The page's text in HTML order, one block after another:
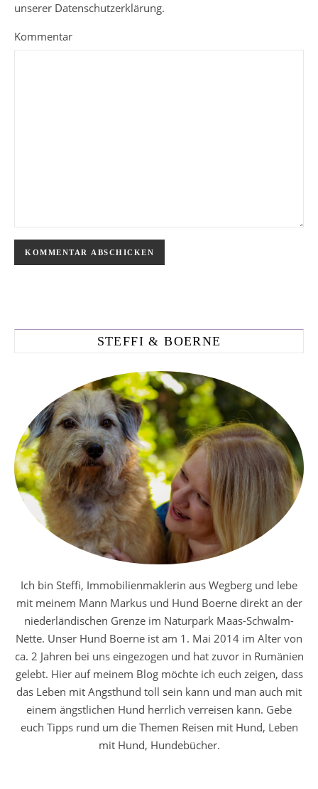
unserer Datenschutzerklärung.
Kommentar
STEFFI & BOERNE
Ich bin Steffi, Immobilienmaklerin aus Wegberg und lebe
mit meinem Mann Markus und Hund Boerne direkt an der
niederländischen Grenze im Naturpark Maas-Schwalm-
Nette. Unser Hund Boerne ist am 1. Mai 2014 im Alter von
ca. 2 Jahren bei uns eingezogen und hat zuvor in Rumänien
gelebt. Hier auf meinem Blog möchte ich euch zeigen, dass
das Leben mit Angsthund toll sein kann und man auch mit
einem ängstlichen Hund herrlich verreisen kann. Gebe
euch Tipps rund um die Themen Reisen mit Hund, Leben
mit Hund, Hundebücher.